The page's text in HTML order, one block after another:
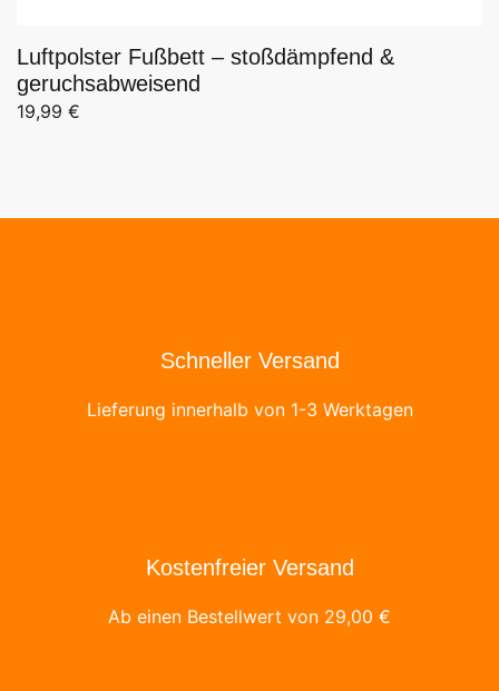
Luftpolster Fußbett – stoßdämpfend &
geruchsabweisend
19,99 €
Schneller Versand
Lieferung innerhalb von 1-3 Werktagen
Kostenfreier Versand
Ab einen Bestellwert von 29,00 €